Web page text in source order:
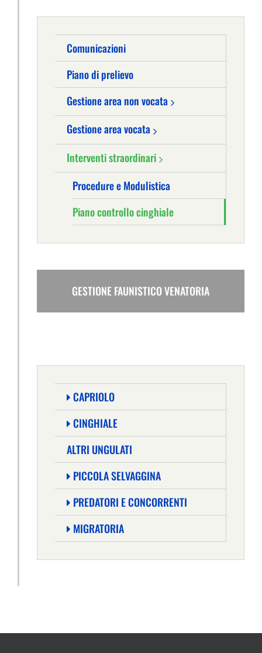
Comunicazioni
Piano di prelievo
Gestione area non vocata
Gestione area vocata
Interventi straordinari
Procedure e Modulistica
Piano controllo cinghiale
GESTIONE FAUNISTICO VENATORIA
CAPRIOLO
CINGHIALE
ALTRI UNGULATI
PICCOLA SELVAGGINA
PREDATORI E CONCORRENTI
MIGRATORIA